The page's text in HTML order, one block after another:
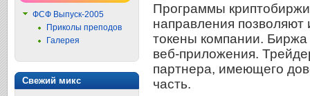
Программы
направления позволяют
токены компании.
веб-приложения.
партнера, имеющего
часть.
ФСФ Выпуск-2005
Приколы преподов
Галерея
Свежий микс